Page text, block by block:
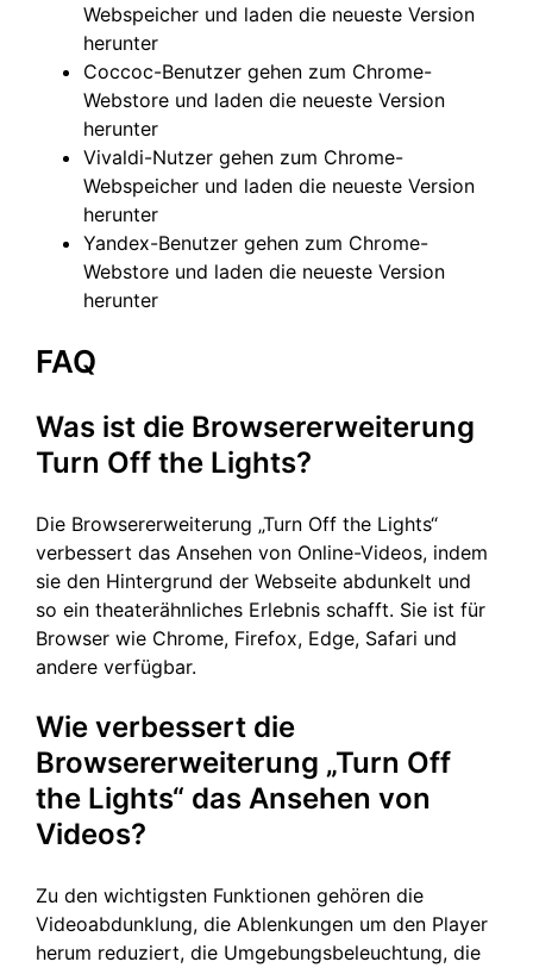
Webspeicher und laden die neueste Version
herunter
Coccoc-Benutzer gehen zum Chrome-
Webstore und laden die neueste Version
herunter
Vivaldi-Nutzer gehen zum Chrome-
Webspeicher und laden die neueste Version
herunter
Yandex-Benutzer gehen zum Chrome-
Webstore und laden die neueste Version
herunter
FAQ
Was ist die Browsererweiterung
Turn Off the Lights?
Die Browsererweiterung „Turn Off the Lights“
verbessert das Ansehen von Online-Videos, indem
sie den Hintergrund der Webseite abdunkelt und
so ein theaterähnliches Erlebnis schafft. Sie ist für
Browser wie Chrome, Firefox, Edge, Safari und
andere verfügbar.
Wie verbessert die
Browsererweiterung „Turn Off
the Lights“ das Ansehen von
Videos?
Zu den wichtigsten Funktionen gehören die
Videoabdunklung, die Ablenkungen um den Player
herum reduziert, die Umgebungsbeleuchtung, die